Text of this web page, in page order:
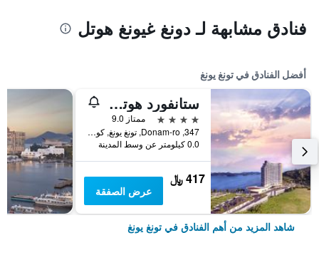
فنادق مشابهة لـ دونغ غيونغ هوتل
أفضل الفنادق في تونغ يونغ
ستانفورد هوتل آند ريزورت تونجيونج
4 نجوم
ممتاز 9.0
347, Donam-ro, تونغ يونغ, كوريا الجنوبية
0.0 كيلومتر عن وسط المدينة
417 ﷼
عرض الصفقة
شاهد المزيد من أهم الفنادق في تونغ يونغ